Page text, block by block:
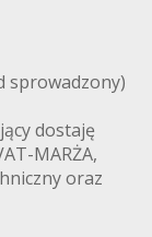
sprowadzony)
dostaję
MARŻA,
oraz